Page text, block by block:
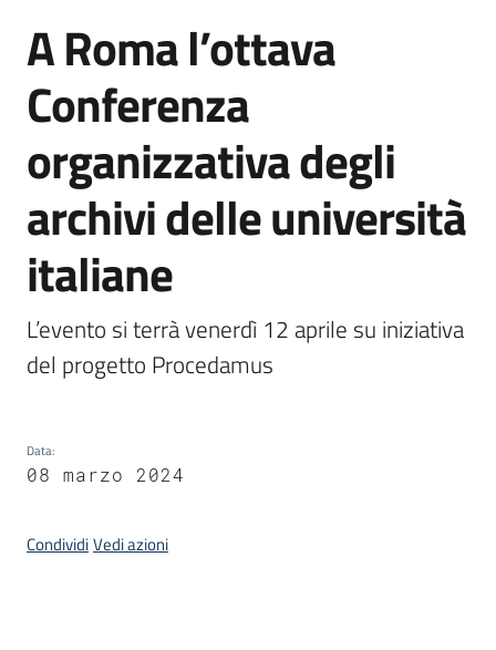
Archivio
storico
Conservazione
Argomenti
Contatti
Seguici
Salta al contenuto
A Roma l’ottava
Conferenza
organizzativa degli
archivi delle università
italiane
L’evento si terrà venerdì 12 aprile su iniziativa
del progetto Procedamus
Data:
08 marzo 2024
CondividiVedi azioni